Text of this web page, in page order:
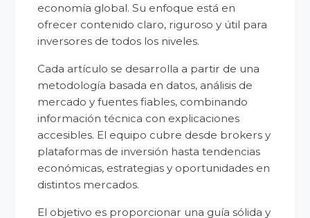
economía global. Su enfoque está en
ofrecer contenido claro, riguroso y útil para
inversores de todos los niveles.
Cada artículo se desarrolla a partir de una
metodología basada en datos, análisis de
mercado y fuentes fiables, combinando
información técnica con explicaciones
accesibles. El equipo cubre desde brokers y
plataformas de inversión hasta tendencias
económicas, estrategias y oportunidades en
distintos mercados.
El objetivo es proporcionar una guía sólida y